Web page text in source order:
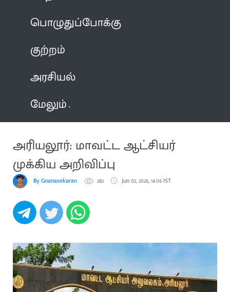
பொழுதுப்போக்கு
குற்றம்
அரசியல்
மேலும்
அரியலூர்: மாவட்ட ஆட்சியர்
முக்கிய அறிவிப்பு
By Gnanasekaran 282 Jun 02, 2026, 14:06 IST